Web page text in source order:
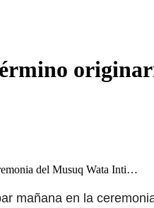
del Musuq Wata Inti…
mañana en la